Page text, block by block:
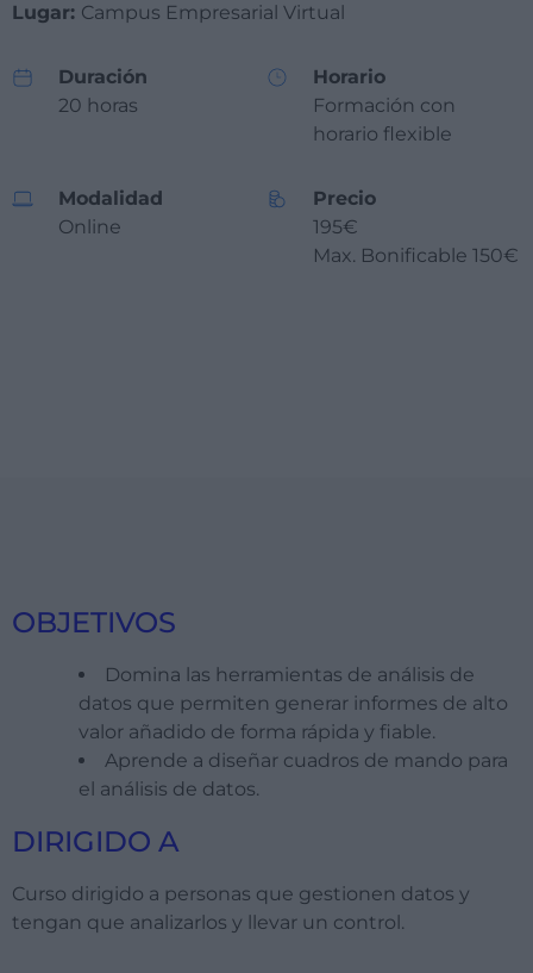
Lugar: Campus Empresarial Virtual
Duración
20 horas
Horario
Formación con
horario flexible
Modalidad
Online
Precio
195€
Max. Bonificable 150€
OBJETIVOS
Domina las herramientas de análisis de
datos que permiten generar informes de alto
valor añadido de forma rápida y fiable.
Aprende a diseñar cuadros de mando para
el análisis de datos.
DIRIGIDO A
Curso dirigido a personas que gestionen datos y
tengan que analizarlos y llevar un control.